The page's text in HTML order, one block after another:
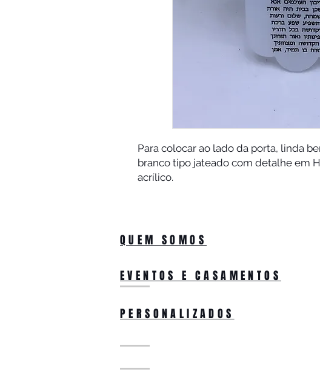
Para colocar ao lado da porta, linda
branco tipo jateado com detalhe em
acrílico.
QUEM SOMOS
EVENTOS E CASAMENTOS
PERSONALIZADOS